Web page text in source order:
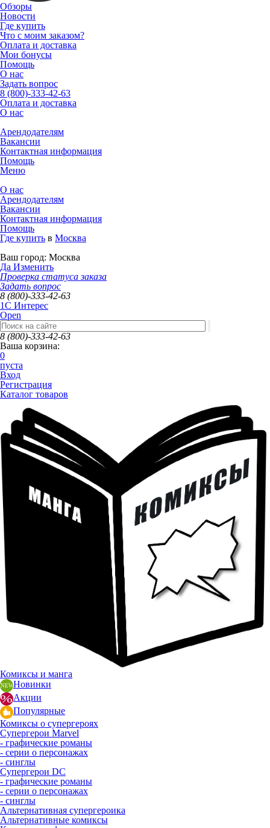
Обзоры
Новости
Где купить
Что с моим заказом?
Оплата и доставка
Мои бонусы
Помощь
О нас
Задать вопрос
8 (800)-333-42-63
Оплата и доставка
О нас
Арендодателям
Вакансии
Контактная информация
Помощь
Меню
О нас
Арендодателям
Вакансии
Контактная информация
Помощь
Где купить в Москва
Ваш город: Москва
Да Изменить
Проверка статуса заказа
Задать вопрос
8 (800)-333-42-63
1C Интерес
Open
8 (800)-333-42-63
Ваша корзина:
0
пуста
Вход
Регистрация
Каталог товаров
Комиксы и манга
Новинки
Акции
Популярные
Комиксы о супергероях
Супергерои Marvel
- графические романы
- серии о персонажах
- синглы
Супергерои DC
- графические романы
- серии о персонажах
- синглы
Альтернативная супергероика
Альтернативные комиксы